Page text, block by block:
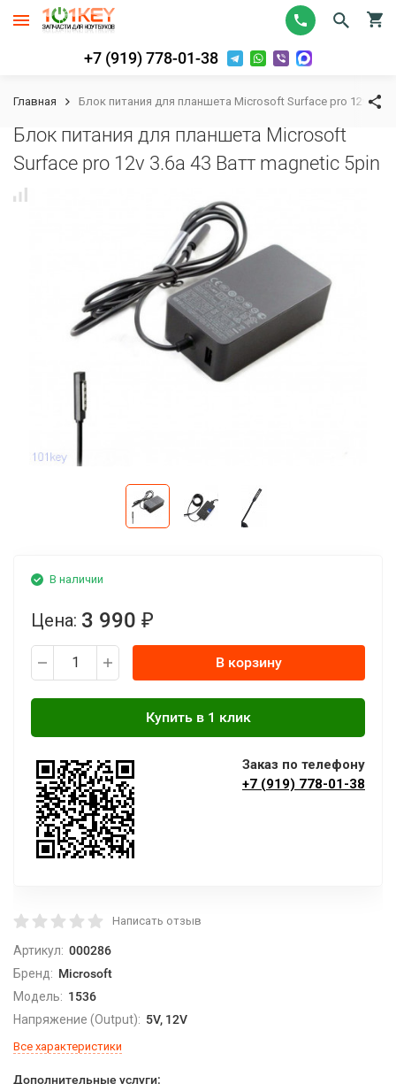
+7 (919) 778-01-38
Главная Блок питания для планшета Microsoft Surface pro 12v 3.6a
Блок питания для планшета Microsoft
Surface pro 12v 3.6a 43 Ватт magnetic 5pin
В наличии
Цена: 3 990 ₽
В корзину
Заказ по телефону
+7 (919) 778-01-38
Написать отзыв
Артикул: 000286
Бренд: Microsoft
Модель: 1536
Напряжение (Output): 5V, 12V
Все характеристики
Дополнительные услуги: